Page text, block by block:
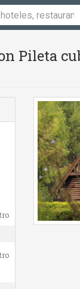
Pileta